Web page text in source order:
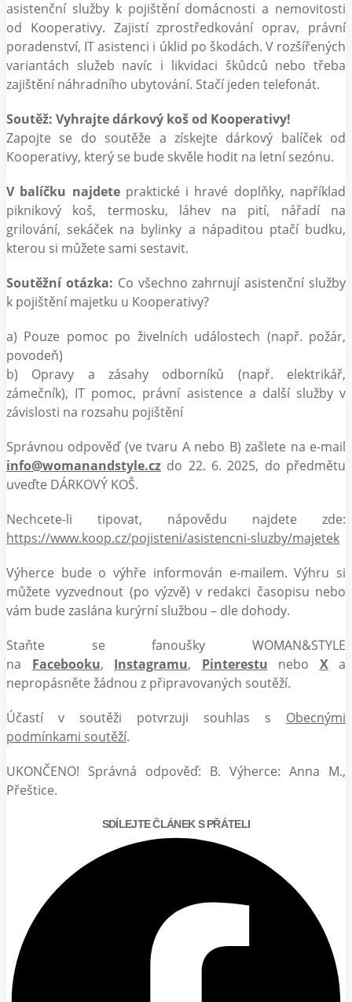
asistenční služby k pojištění domácnosti a nemovitosti
od Kooperativy. Zajistí zprostředkování oprav, právní
poradenství, IT asistenci i úklid po škodách. V rozšířených
variantách služeb navíc i likvidaci škůdců nebo třeba
zajištění náhradního ubytování. Stačí jeden telefonát.
Soutěž: Vyhrajte dárkový koš od Kooperativy!
Zapojte se do soutěže a získejte dárkový balíček od
Kooperativy, který se bude skvěle hodit na letní sezónu.
V balíčku najdetepraktické i hravé doplňky, například
piknikový koš, termosku, láhev na pití, nářadí na
grilování, sekáček na bylinky a nápaditou ptačí budku,
kterou si můžete sami sestavit.
Soutěžní otázka: Co všechno zahrnují asistenční služby
k pojištění majetku u Kooperativy?
a) Pouze pomoc po živelních událostech (např. požár,
povodeň)
b) Opravy a zásahy odborníků (např. elektrikář,
zámečník), IT pomoc, právní asistence a další služby v
závislosti na rozsahu pojištění
Správnou odpověď (ve tvaru A nebo B) zašlete na e-mail
info@womanandstyle.cz do 22. 6. 2025, do předmětu
uveďte DÁRKOVÝ KOŠ.
Nechcete-li tipovat, nápovědu najdete zde:
https://www.koop.cz/pojisteni/asistencni-sluzby/majetek
Výherce bude o výhře informován e-mailem. Výhru si
můžete vyzvednout (po výzvě) v redakci časopisu nebo
vám bude zaslána kurýrní službou – dle dohody.
Staňte se fanoušky WOMAN&STYLE
na Facebooku, Instagramu, Pinterestu nebo Xa
nepropásněte žádnou z připravovaných soutěží.
Účastí v soutěži potvrzuji souhlas s Obecnými
podmínkami soutěží.
UKONČENO! Správná odpověď: B. Výherce: Anna M.,
Přeštice.
SDÍLEJTE ČLÁNEK S PŘÁTELI